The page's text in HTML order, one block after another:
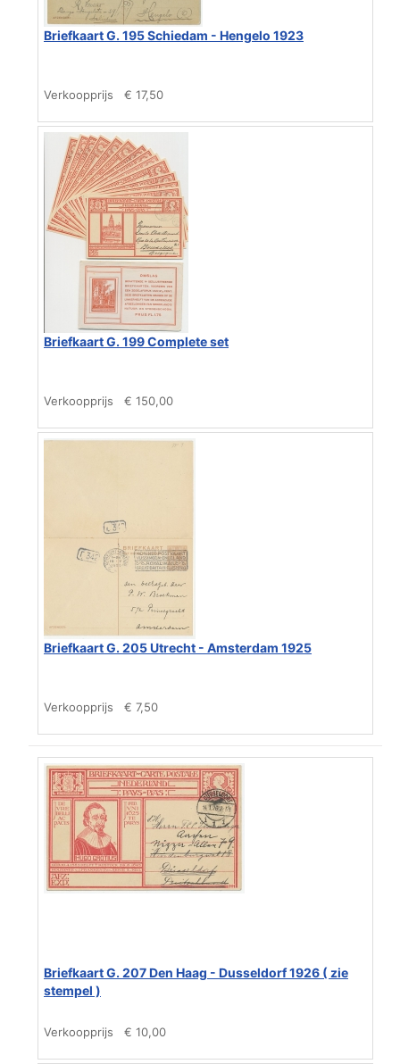
Briefkaart G. 195 Schiedam - Hengelo 1923
Verkoopprijs € 17,50
Briefkaart G. 199 Complete set
Verkoopprijs € 150,00
Briefkaart G. 205 Utrecht - Amsterdam 1925
Verkoopprijs € 7,50
Briefkaart G. 207 Den Haag - Dusseldorf 1926 ( zie
stempel )
Verkoopprijs € 10,00